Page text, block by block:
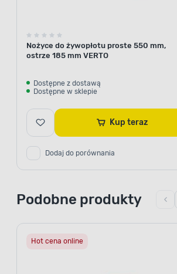
Nożyce do żywopłotu proste 550 mm,
ostrze 185 mm VERTO
Dostępne z dostawą
Dostępne w sklepie
Kup teraz
Dodaj do porównania
Podobne produkty
Hot cena online